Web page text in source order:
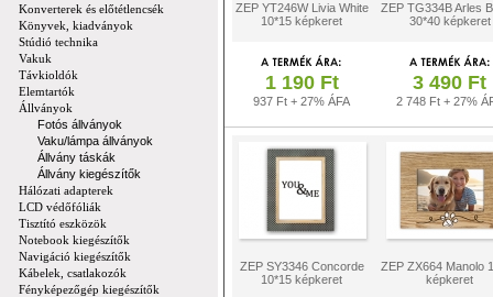
Konverterek és előtétlencsék
Könyvek, kiadványok
Stúdió technika
Vakuk
Távkioldók
Elemtartók
Állványok
Fotós állványok
Vaku/lámpa állványok
Állvány táskák
Állvány kiegészítők
Hálózati adapterek
LCD védőfóliák
Tisztító eszközök
Notebook kiegészítők
Navigáció kiegészítők
Kábelek, csatlakozók
Fényképezőgép kiegészítők
ZEP YT246W Livia White
10*15 képkeret
ZEP TG334B Arles
30*40 képkeret
1 190 Ft
937 Ft + 27% ÁFA
3 490 Ft
2 748 Ft + 27%
ZEP SY3346 Concorde
10*15 képkeret
ZEP ZX664 Manolo
képkeret